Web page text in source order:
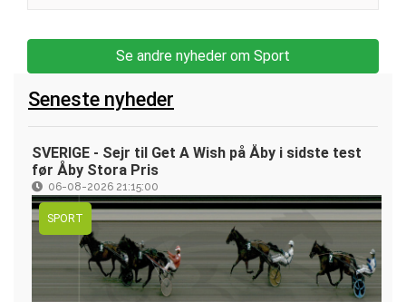
Se andre nyheder om Sport
Seneste nyheder
SVERIGE - Sejr til Get A Wish på Åby i sidste test
før Åby Stora Pris
06-08-2026 21:15:00
SPORT